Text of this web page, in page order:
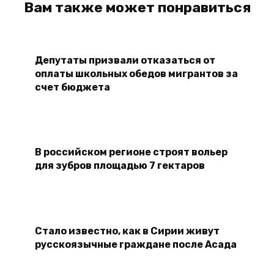
Вам также может понравиться
Депутаты призвали отказаться от
оплаты школьных обедов мигрантов за
счет бюджета
В российском регионе строят вольер
для зубров площадью 7 гектаров
Стало известно, как в Сирии живут
русскоязычные граждане после Асада